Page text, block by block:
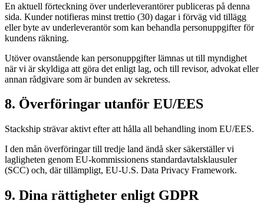
En aktuell förteckning över underleverantörer publiceras på denna
sida. Kunder notifieras minst trettio (30) dagar i förväg vid tillägg
eller byte av underleverantör som kan behandla personuppgifter för
kundens räkning.
Utöver ovanstående kan personuppgifter lämnas ut till myndighet
när vi är skyldiga att göra det enligt lag, och till revisor, advokat eller
annan rådgivare som är bunden av sekretess.
8. Överföringar utanför EU/EES
Stackship strävar aktivt efter att hålla all behandling inom EU/EES.
I den mån överföringar till tredje land ändå sker säkerställer vi
lagligheten genom EU-kommissionens standardavtalsklausuler
(SCC) och, där tillämpligt, EU-U.S. Data Privacy Framework.
9. Dina rättigheter enligt GDPR